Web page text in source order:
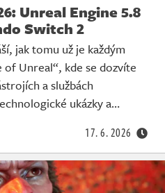
Unreal Engine 5.8
Switch 2
jak tomu už je každým
Unreal“, kde se dozvíte
a službách
ukázky a…
17. 6. 2026